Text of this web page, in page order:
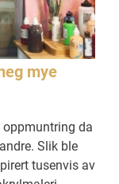
mye
da
Slik ble
tusenvis av